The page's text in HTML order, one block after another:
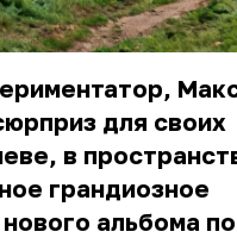
для своих
в
грандиозное
альбома